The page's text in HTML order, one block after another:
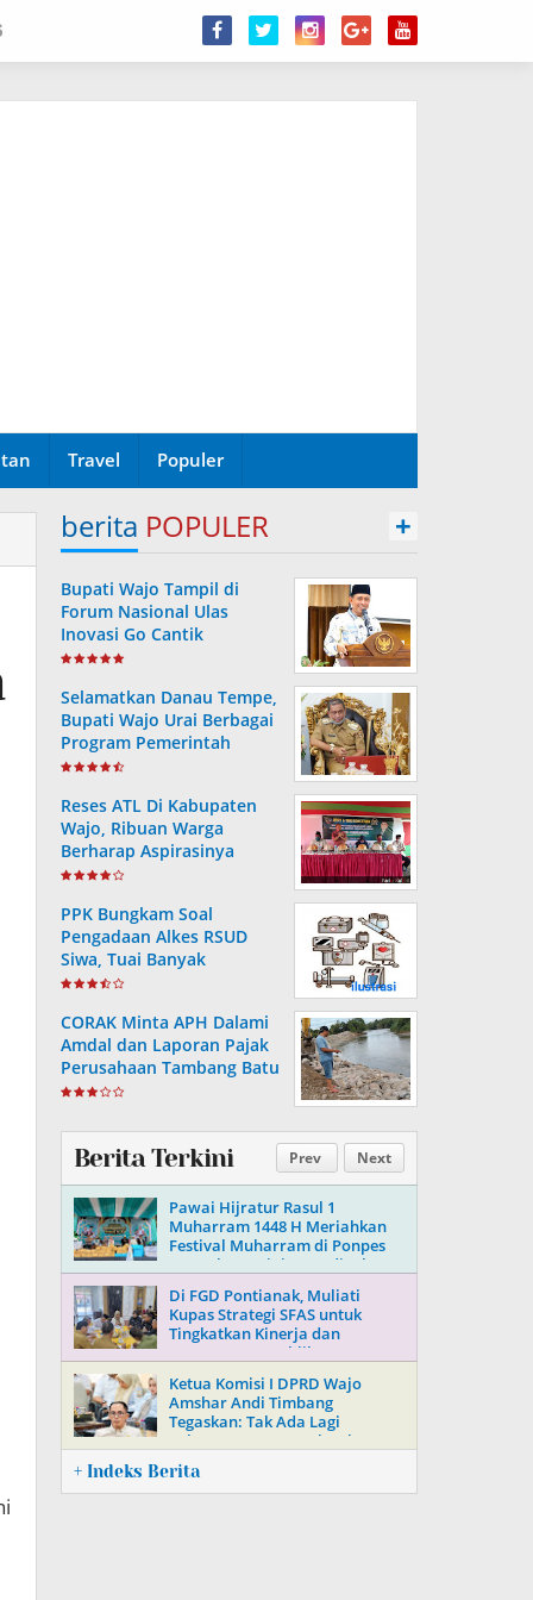
Travel Populer
berita POPULER +
Bupati Wajo Tampil di
Forum Nasional Ulas
Inovasi Go Cantik
Tanggulangi Infeksi
Selamatkan Danau Tempe,
Bupati Wajo Urai Berbagai
Program Pemerintah
Reses ATL Di Kabupaten
Wajo, Ribuan Warga
Berharap Aspirasinya
Terpenuhi
PPK Bungkam Soal
Pengadaan Alkes RSUD
Siwa, Tuai Banyak
Pertanyaan Masyarakat..
CORAK Minta APH Dalami
Amdal dan Laporan Pajak
Perusahaan Tambang Batu
Di Soppeng
Prev Next
Berita Terkini
Pawai Hijratur Rasul 1
Muharram 1448 H Meriahkan
Festival Muharram di Ponpes
Daarul Mu’minin As’adiyah
Di FGD Pontianak, Muliati
Kupas Strategi SFAS untuk
Tingkatkan Kinerja dan
Kepercayaan Publik
Ketua Komisi I DPRD Wajo
Amshar Andi Timbang
Tegaskan: Tak Ada Lagi
“Oknum” Atur Proyek Tahun
2026
+ Indeks Berita